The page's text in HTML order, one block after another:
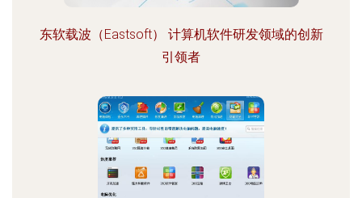
东软载波（Eastsoft） 计算机软件研发领域的创新
引领者